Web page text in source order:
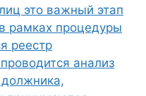
это важный этап
рамках процедуры
реестр
анализ